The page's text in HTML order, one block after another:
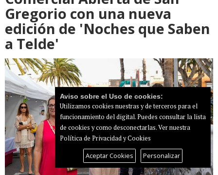
Gregorio con una nueva
edición de 'Noches que Saben
a Telde'
Aviso sobre el Uso de cookies:
Utilizamos cookies nuestras y de terceros para el
funcionamiento del digital. Puedes consultar la lista
de cookies y como desconectarlas.Ver nuestra
Política de Privacidad y Cookies
Aceptar Cookies Personalizar